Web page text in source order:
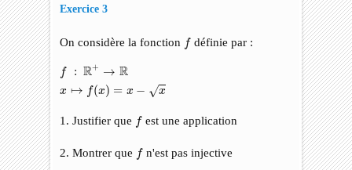
Exercice 3
On considère la fonction f
f définie par :
f : R+ → R
x ↦ f(x) = x − √x
f +→ ↦f
1. Justifier que f
f est une application
2. Montrer que f
f n'est pas injective